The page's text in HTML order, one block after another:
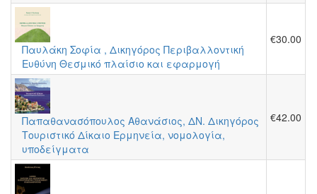
Παυλάκη Σοφία , Δικηγόρος Περιβαλλοντική
Ευθύνη Θεσμικό πλαίσιο και εφαρμογή
€30.00
Παπαθανασόπουλος Αθανάσιος, ΔΝ. Δικηγόρος
Τουριστικό Δίκαιο Ερμηνεία, νομολογία,
υποδείγματα
€42.00